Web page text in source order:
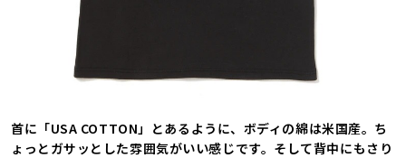
首に「USA COTTON」とあるように、ボディの綿は米国産。ち
ょっとガサッとした雰囲気がいい感じです。そして背中にもさり